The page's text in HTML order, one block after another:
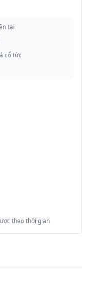
tại
cổ tức
theo thời gian